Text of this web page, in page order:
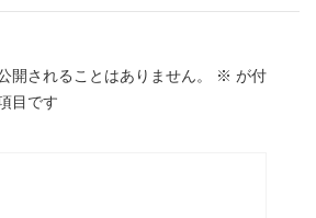
開されることはありません。 ※ が付
目です